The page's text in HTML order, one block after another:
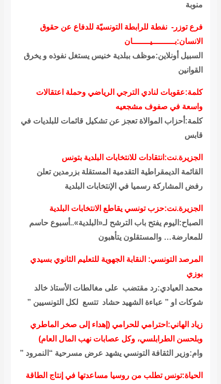
منوبة
فرع توزر- نفطة للرابطة التونسيّة للدفاع عن حقوق
الانسان:بـــــــــيـــــــان
السبيل أونلاين:موظف ببلدية خنيس يستغل نفوذه و يخرق
القوانين
كلمة:عقوبات لنادي الترجي الرياضي وحملة اعتقالات
واسعة في صفوف مشجعيه
كلمة:أحزاب الموالاة تعجز عن تشكيل قائمات للبلديات في
قابس
الجزيرة.نت:انتقادات للانتخابات البلدية بتونس
القائمة الديمقراطية التقدمية المستقلة بزرمدين تعلن
رفض المشاركة رسميا في الإنتخابات البلدية
الجزيرة.نت:حزب تونسي يقاطع الانتخابات البلدية
الصباح:اليوم يفتح باب الترشح لـ«البلدية»..أسبوع حاسم
للمعارضة… والمستقلون يتأهبون
المرصد التونسي: النقابة الجهوية للتعليم الثانوي بسيدي
بوزي
محمد العيادي:رد مقتضب على مغالطات الأستاذ خالد
شوكات او ” عباءة الشهيد حشاد تتسع لكل التونسيين ”
زياد الهاني:احترامي للحرامي (إهداء إلى صخر الماطري
وبلحسن الطرابلسي، وكل عصابات نهب المال العام)
وام:وزير الثقافة التونسي يشهد عرض مسرحية “النمرود ”
الحياة:تونس تطلب من روسيا مساعدتها في إنتاج الطاقة